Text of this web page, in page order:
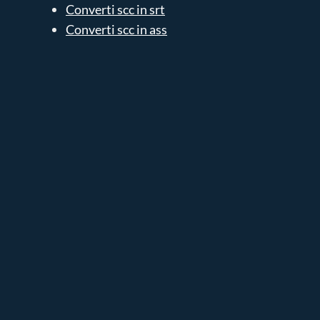
Converti scc in srt
Converti scc in ass